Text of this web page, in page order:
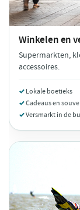
Winkelen en
Supermarkten,
accessoires.
Lokale boetieks
Cadeaus en
Versmarkt in de